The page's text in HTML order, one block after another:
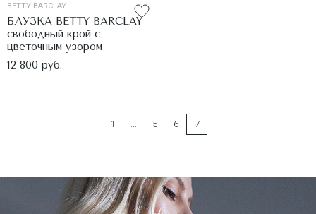
BETTY BARCLAY
БЛУЗКА BETTY BARCLAY
свободный крой с
цветочным узором
12 800 руб.
1 5 6 7